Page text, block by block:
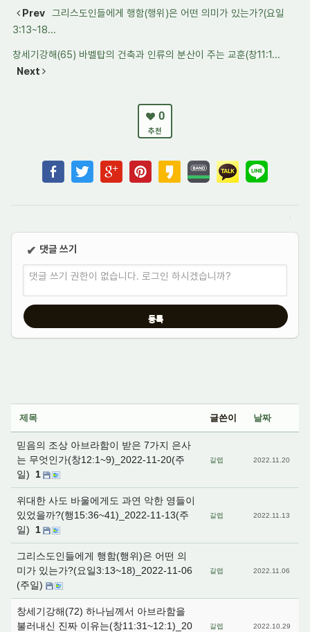
Prev 그리스도인들에게 행함(행위)은 어떤 의미가 있는가?(요일
3:13~18...
창세기강해(65) 바벨탑의 건축과 인류의 분산이 주는 교훈(창11:1...
Next
0
추천
✔ 댓글 쓰기
댓글 쓰기 권한이 없습니다. 로그인 하시겠습니까?
제목 글쓴이 날짜
믿음의 조상 아브라함이 받은 7가지 은사
는 무엇인가(창12:1~9)_2022-11-20(주
일)
1
갈렙 2022.11.20
위대한 사도 바울에게도 과연 악한 영들이
있었을까?(행15:36~41)_2022-11-13(주
일)
1
갈렙 2022.11.13
그리스도인들에게 행함(행위)은 어떤 의
미가 있는가?(요일3:13~18)_2022-11-06
(주일)
갈렙 2022.11.06
창세기강해(72) 하나님께서 아브라함을
불러내신 진짜 이유는(창11:31~12:1)_20
갈렙 2022.10.29